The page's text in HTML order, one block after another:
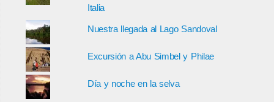
Italia
Nuestra llegada al Lago Sandoval
Excursión a Abu Simbel y Philae
Día y noche en la selva